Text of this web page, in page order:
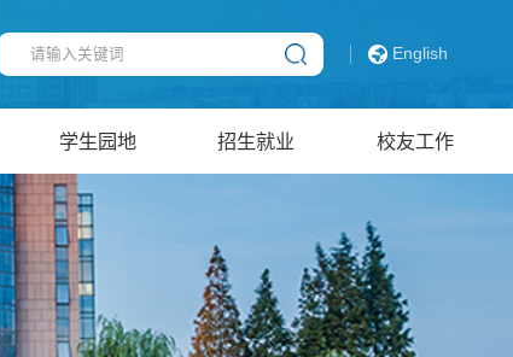
English
学生园地 招生就业 校友工作